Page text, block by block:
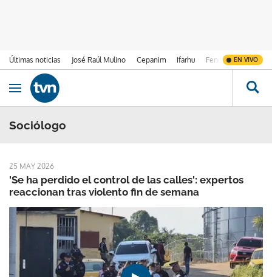
Últimas noticias José Raúl Mulino Cepanim Ifarhu Fenómeno de El
EN VIVO
Ir al contenido
Obrir navegació
Sociólogo
25 MAY 2026
'Se ha perdido el control de las calles': expertos
reaccionan tras violento fin de semana